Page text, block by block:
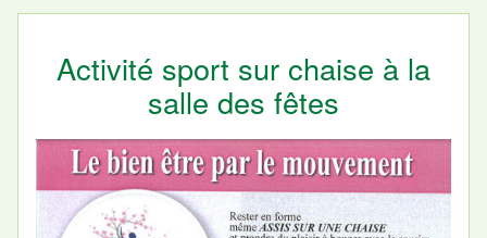
Activité sport sur chaise à la
salle des fêtes